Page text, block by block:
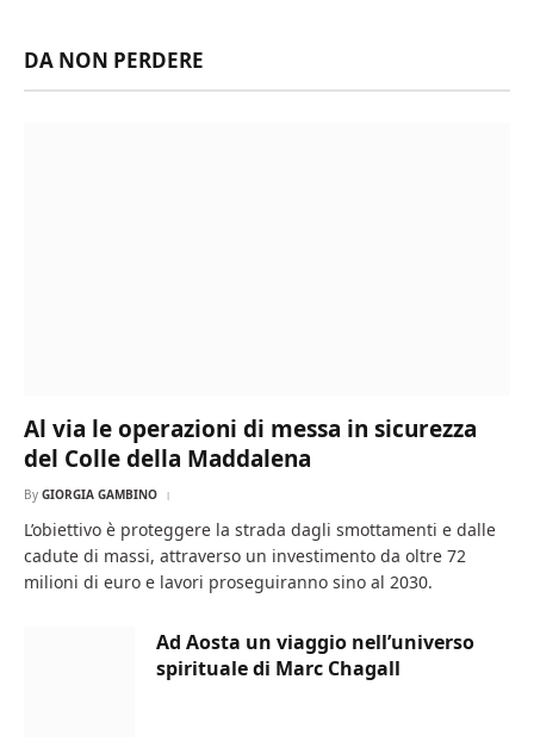
DA NON PERDERE
Al via le operazioni di messa in sicurezza
del Colle della Maddalena
By GIORGIA GAMBINO
L’obiettivo è proteggere la strada dagli smottamenti e dalle
cadute di massi, attraverso un investimento da oltre 72
milioni di euro e lavori proseguiranno sino al 2030.
Ad Aosta un viaggio nell’universo
spirituale di Marc Chagall